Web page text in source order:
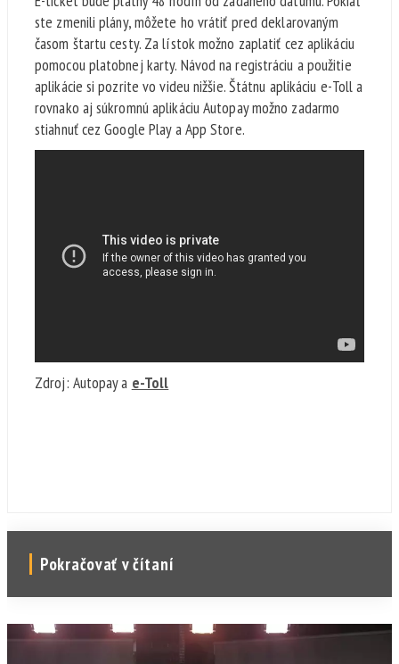
ste zmenili plány, môžete ho vrátiť pred deklarovaným
časom štartu cesty. Za lístok možno zaplatiť cez aplikáciu
pomocou platobnej karty. Návod na registráciu a použitie
aplikácie si pozrite vo videu nižšie. Štátnu aplikáciu e-Toll a
rovnako aj súkromnú aplikáciu Autopay možno zadarmo
stiahnuť cez Google Play a App Store.
Zdroj: Autopay a e-Toll
Pokračovať v čítaní